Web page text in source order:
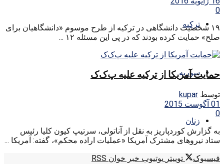
ترکیه
سوریه
زنان
0
۱۹ شخصیت دانشگاهی در ترکیه از طرح موسوم «دانشگاهیان برای
صلح» حمایت کرده بودند که در پی این مسئله ۱۲ ...
حمایت آمریکا از ترکیه علیه پ‌ک‌ک
توسط kupar
01 آگوست 2015
0
به گزارش کوردپاریز به نقل از آناتولی، سرتیپ کیون کلیا رئیس
ستاد نیروهای مشترک آمریکا «عملیات اراده محکم»، گفته: آمریکا ...
فیسبوک
توییتر یوتیوب خبر خوان RSS